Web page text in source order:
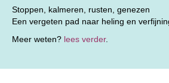
Stoppen, kalmeren, rusten, genezen
Een vergeten pad naar heling en
Meer weten? lees verder.